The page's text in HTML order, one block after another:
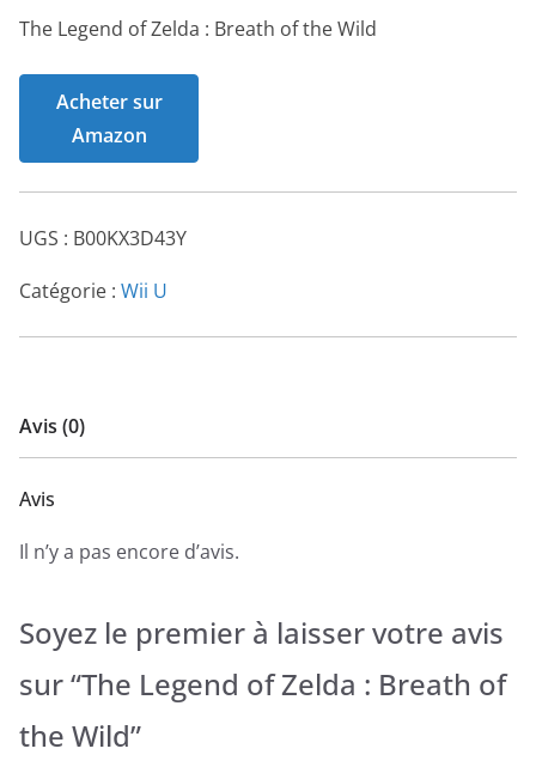
The Legend of Zelda : Breath of the Wild
Acheter sur
Amazon
UGS : B00KX3D43Y
Catégorie : Wii U
Avis (0)
Avis
Il n’y a pas encore d’avis.
Soyez le premier à laisser votre avis
sur “The Legend of Zelda : Breath of
the Wild”